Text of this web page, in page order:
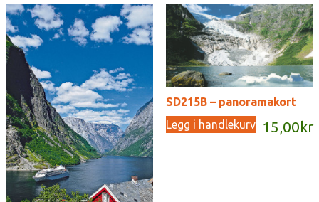
SD215B – panoramakort
15,00 kr
Legg i handlekurv